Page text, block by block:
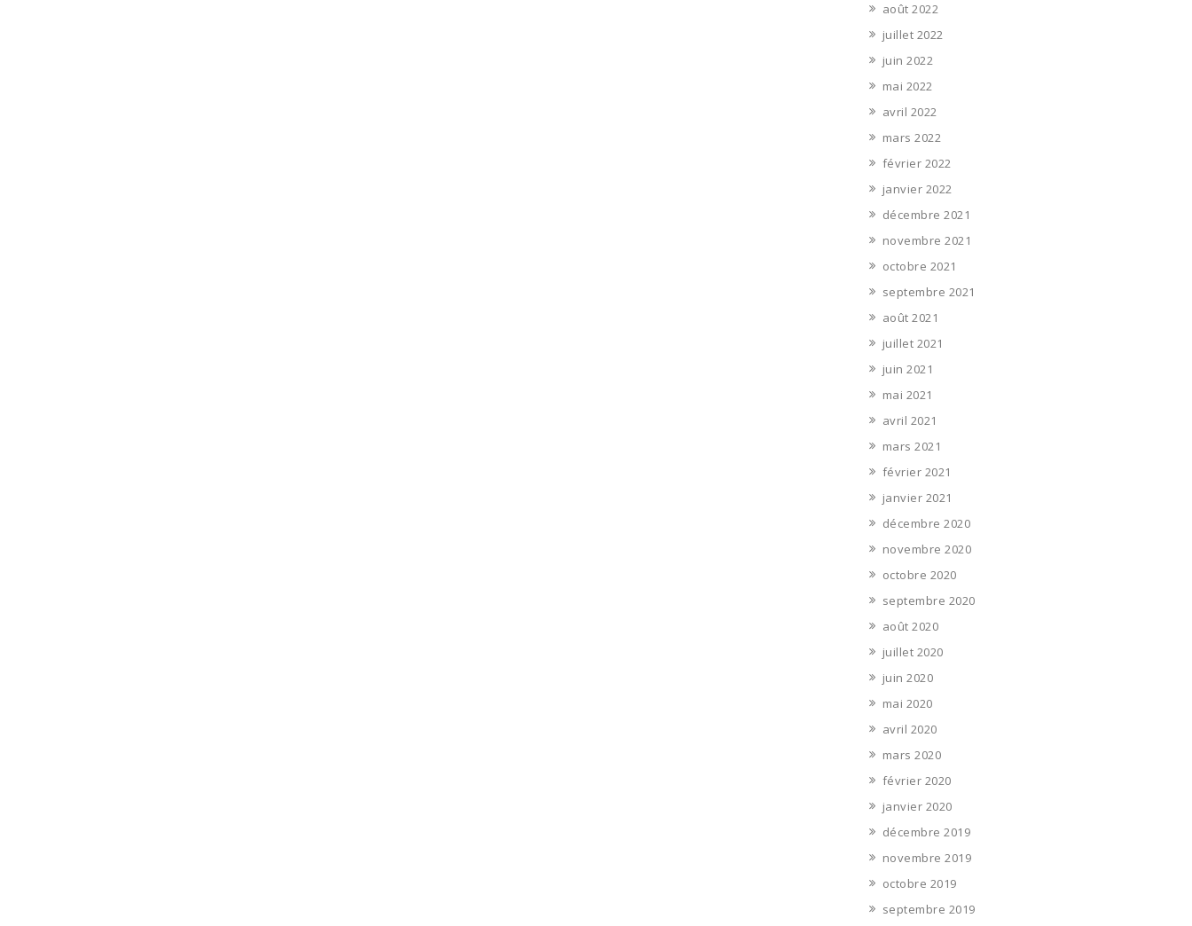
août 2022
juillet 2022
juin 2022
mai 2022
avril 2022
mars 2022
février 2022
janvier 2022
décembre 2021
novembre 2021
octobre 2021
septembre 2021
août 2021
juillet 2021
juin 2021
mai 2021
avril 2021
mars 2021
février 2021
janvier 2021
décembre 2020
novembre 2020
octobre 2020
septembre 2020
août 2020
juillet 2020
juin 2020
mai 2020
avril 2020
mars 2020
février 2020
janvier 2020
décembre 2019
novembre 2019
octobre 2019
septembre 2019